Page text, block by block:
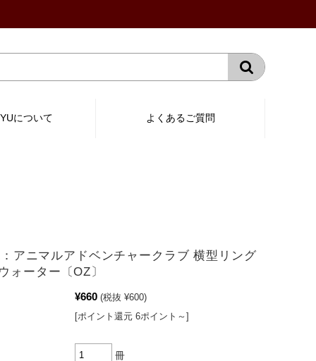
について よくあるご質問
アニマルアドベンチャークラブ 横型リング
ォーター〔OZ〕
¥660 (税抜 ¥600)
[ポイント還元 6ポイント～]
冊